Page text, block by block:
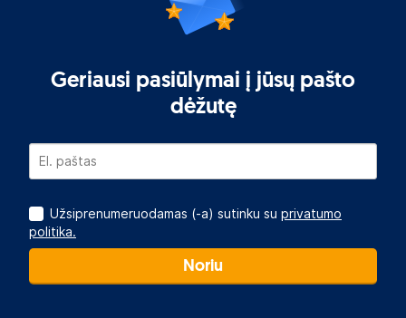
Geriausi pasiūlymai į jūsų pašto
dėžutę
Užsiprenumeruodamas (-a) sutinku su privatumo
politika.
Noriu